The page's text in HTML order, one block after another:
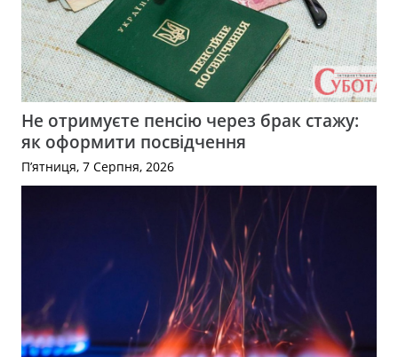
Не отримуєте пенсію через брак стажу:
як оформити посвідчення
П’ятниця, 7 Серпня, 2026